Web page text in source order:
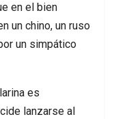
en el bien
un chino, un ruso
un simpático
es
lanzarse al